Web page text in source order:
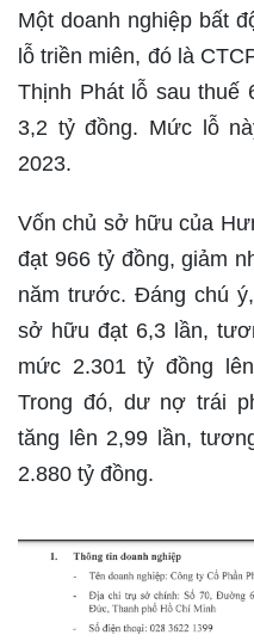
Một doanh nghiệp bất
lỗ triền miên, đó là
Thịnh Phát lỗ sau thuế
3,2 tỷ đồng. Mức lỗ
2023.
Vốn chủ sở hữu của
đạt 966 tỷ đồng, giảm
năm trước. Đáng chú
sở hữu đạt 6,3 lần,
mức 2.301 tỷ đồng
Trong đó, dư nợ trái
tăng lên 2,99 lần,
2.880 tỷ đồng.